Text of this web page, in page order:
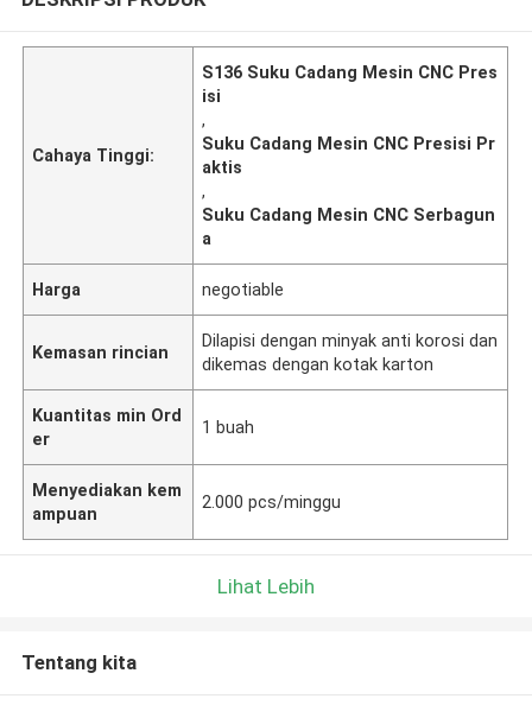
Cahaya Tinggi:
S136 Suku Cadang Mesin CNC Pres
isi
,
Suku Cadang Mesin CNC Presisi Pr
aktis
,
Suku Cadang Mesin CNC Serbagun
a
Harga negotiable
Kemasan rincian
Dilapisi dengan minyak anti korosi dan
dikemas dengan kotak karton
Kuantitas min Ord
er
1 buah
Menyediakan kem
ampuan
2.000 pcs/minggu
Lihat Lebih
Tentang kita